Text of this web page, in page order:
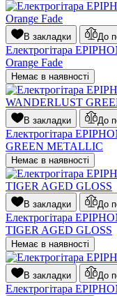
В закладки До
Електрогітара
Orange Fade
Немає в наявності
В закладки До
Електрогітара
GREEN METALLIC
Немає в наявності
В закладки До
Електрогітара
TIGER AGED GLOSS
Немає в наявності
В закладки До
Електрогітара